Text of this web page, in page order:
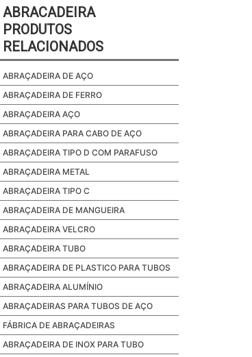
ABRACADEIRA
PRODUTOS
RELACIONADOS
ABRAÇADEIRA DE AÇO
ABRAÇADEIRA DE FERRO
ABRAÇADEIRA AÇO
ABRAÇADEIRA PARA CABO DE AÇO
ABRAÇADEIRA TIPO D COM PARAFUSO
ABRAÇADEIRA METAL
ABRAÇADEIRA TIPO C
ABRAÇADEIRA DE MANGUEIRA
ABRAÇADEIRA VELCRO
ABRAÇADEIRA TUBO
ABRAÇADEIRA DE PLASTICO PARA TUBOS
ABRAÇADEIRA ALUMÍNIO
ABRAÇADEIRAS PARA TUBOS DE AÇO
FÁBRICA DE ABRAÇADEIRAS
ABRAÇADEIRA DE INOX PARA TUBO